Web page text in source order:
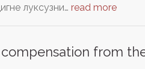
луксузни… read more
from